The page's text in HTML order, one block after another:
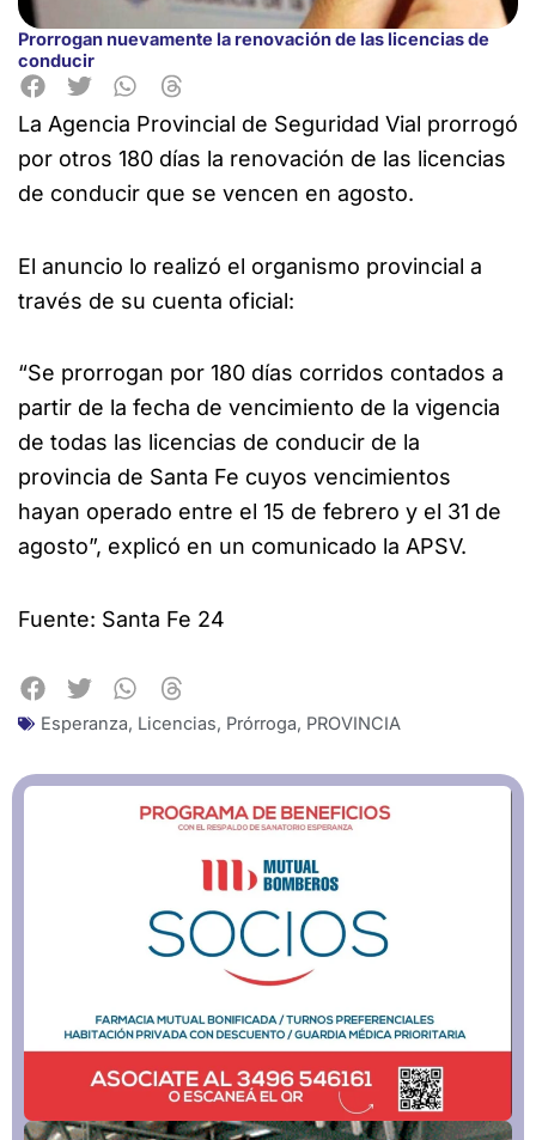
Prorrogan nuevamente la renovación de las licencias de
conducir
La Agencia Provincial de Seguridad Vial prorrogó
por otros 180 días la renovación de las licencias
de conducir que se vencen en agosto.
El anuncio lo realizó el organismo provincial a
través de su cuenta oficial:
“Se prorrogan por 180 días corridos contados a
partir de la fecha de vencimiento de la vigencia
de todas las licencias de conducir de la
provincia de Santa Fe cuyos vencimientos
hayan operado entre el 15 de febrero y el 31 de
agosto”, explicó en un comunicado la APSV.
Fuente: Santa Fe 24
Esperanza, Licencias, Prórroga, PROVINCIA